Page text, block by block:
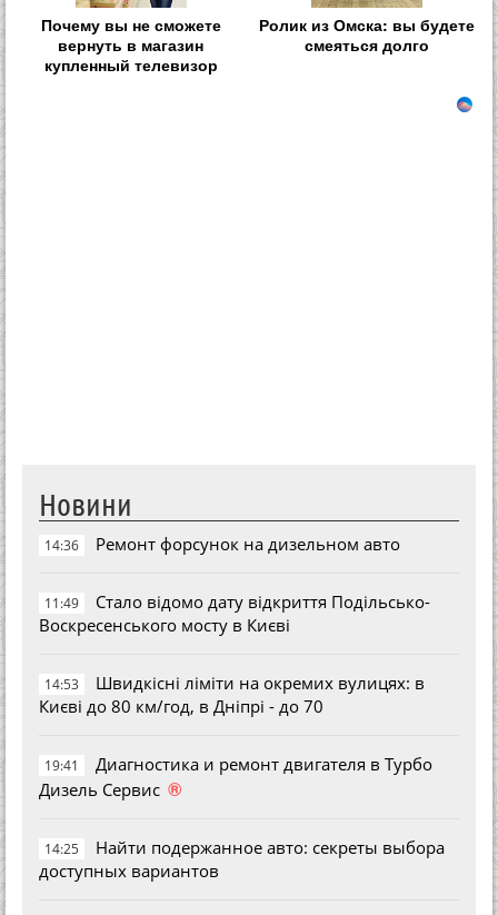
Почему вы не сможете
вернуть в магазин
купленный телевизор
Ролик из Омска: вы будете
смеяться долго
Новини
14:36 Ремонт форсунок на дизельном авто
11:49
Стало відомо дату відкриття Подільсько-
Воскресенського мосту в Києві
14:53
Швидкісні ліміти на окремих вулицях: в
Києві до 80 км/год, в Дніпрі - до 70
19:41
Диагностика и ремонт двигателя в Турбо
Дизель Сервис ®
14:25
Найти подержанное авто: секреты выбора
доступных вариантов